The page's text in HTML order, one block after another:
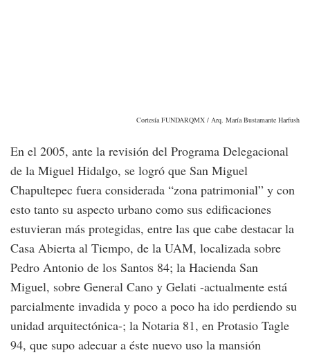
Cortesía FUNDARQMX / Arq. María Bustamante Harfush
En el 2005, ante la revisión del Programa Delegacional
de la Miguel Hidalgo, se logró que San Miguel
Chapultepec fuera considerada “zona patrimonial” y con
esto tanto su aspecto urbano como sus edificaciones
estuvieran más protegidas, entre las que cabe destacar la
Casa Abierta al Tiempo, de la UAM, localizada sobre
Pedro Antonio de los Santos 84; la Hacienda San
Miguel, sobre General Cano y Gelati -actualmente está
parcialmente invadida y poco a poco ha ido perdiendo su
unidad arquitectónica-; la Notaria 81, en Protasio Tagle
94, que supo adecuar a éste nuevo uso la mansión